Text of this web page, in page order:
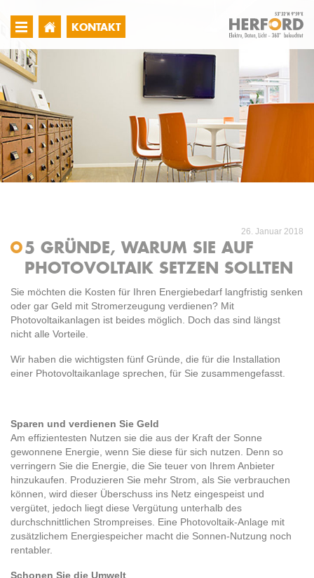
KONTAKT
26. Januar 2018
5 GRÜNDE, WARUM SIE AUF
PHOTOVOLTAIK SETZEN SOLLTEN
Sie möchten die Kosten für Ihren Energiebedarf langfristig senken
oder gar Geld mit Stromerzeugung verdienen? Mit
Photovoltaikanlagen ist beides möglich. Doch das sind längst
nicht alle Vorteile.
Wir haben die wichtigsten fünf Gründe, die für die Installation
einer Photovoltaikanlage sprechen, für Sie zusammengefasst.
Sparen und verdienen Sie Geld
Am effizientesten Nutzen sie die aus der Kraft der Sonne
gewonnene Energie, wenn Sie diese für sich nutzen. Denn so
verringern Sie die Energie, die Sie teuer von Ihrem Anbieter
hinzukaufen. Produzieren Sie mehr Strom, als Sie verbrauchen
können, wird dieser Überschuss ins Netz eingespeist und
vergütet, jedoch liegt diese Vergütung unterhalb des
durchschnittlichen Strompreises. Eine Photovoltaik-Anlage mit
zusätzlichem Energiespeicher macht die Sonnen-Nutzung noch
rentabler.
Schonen Sie die Umwelt